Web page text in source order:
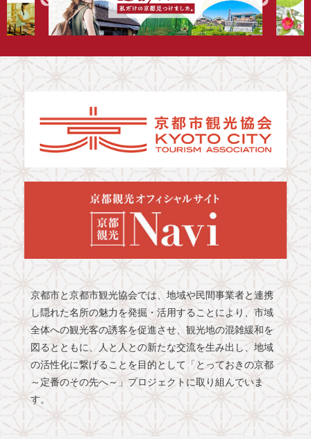
京都市と京都市観光協会では、地域や民間事業者と連携
し隠れた名所の魅力を発掘・活用することにより、市域
全体への観光客の誘客を促進させ、観光地の混雑緩和を
図るとともに、人と人との新たな交流を生み出し、地域
の活性化に繋げることを目的として「とっておきの京都
～定番のその先へ～」プロジェクトに取り組んでいま
す。